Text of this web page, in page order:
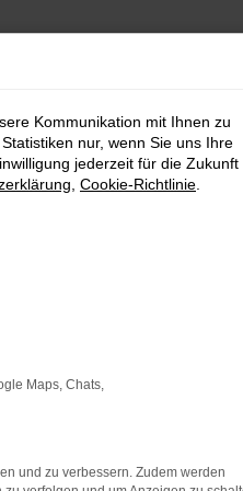
Seite in einem anderen
Kommunikation mit Ihnen zu
nur, wenn Sie uns Ihre
jederzeit für die Zukunft
Cookie-Richtlinie
Maps, Chats,
und zu verbessern. Zudem werden